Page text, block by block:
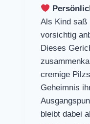
Als Kind saß
vorsichtig
Dieses
cremige
Geheimnis
bleibt dabei